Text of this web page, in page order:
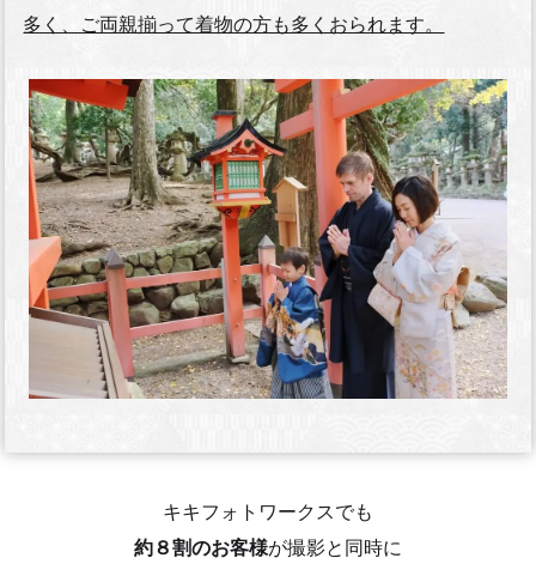
多く、ご両親揃って着物の方も多くおられます。
キキフォトワークスでも
約８割のお客様が撮影と同時に